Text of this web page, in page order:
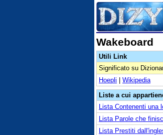
Wakeboard
Utili Link
Significato su
Hoepli | Wikipedia
Liste a cui
Lista Contenenti una
Lista Parole che
Lista Prestiti